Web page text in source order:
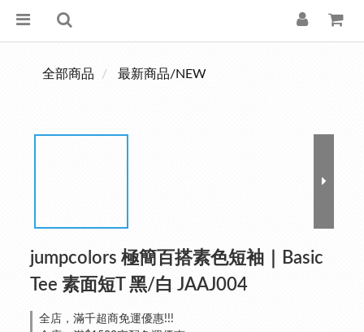
全部商品 最新商品/NEW
jumpcolors 極簡百搭素色短袖｜Basic
Tee 素面短T 黑/白 JAAJ004
全店，滿千超商免運優惠!!!